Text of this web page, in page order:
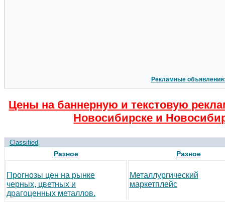
Рекламные
Цены на баннерную и текстовую
Новосибирске и
Classified
Разное
Прогнозы цен на рынке
черных, цветных и
драгоценных металлов.
Разное
Металлургический
маркетплейс